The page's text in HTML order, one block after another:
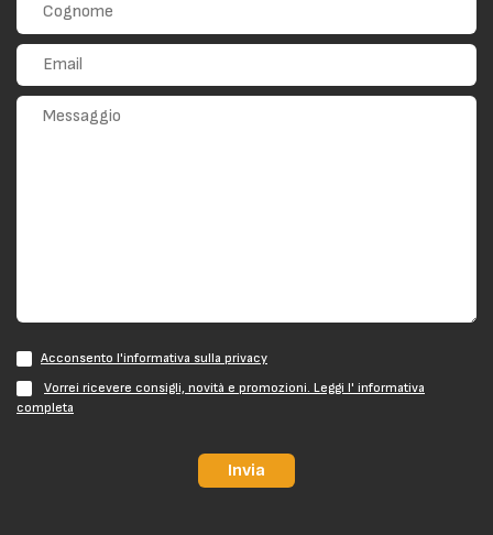
Acconsento l'informativa sulla privacy
Vorrei ricevere consigli, novità e promozioni. Leggi l' informativa
completa
Invia